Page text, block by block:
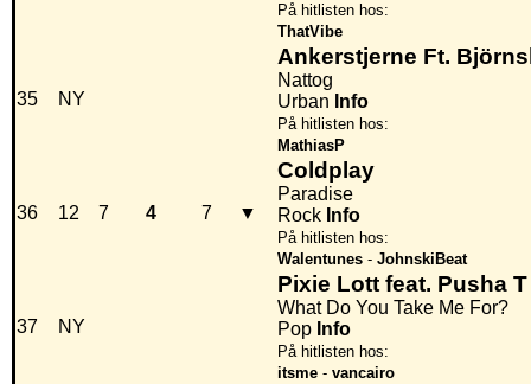
På hitlisten hos:
ThatVibe
35 NY
Ankerstjerne Ft.
Nattog
Urban Info
På hitlisten hos:
MathiasP
36 12 7 4 7 ▼
Coldplay
Paradise
Rock Info
På hitlisten hos:
Walentunes - JohnskiBeat
37 NY
Pixie Lott feat. Pusha T
What Do You Take Me For?
Pop Info
På hitlisten hos:
itsme - vancairo